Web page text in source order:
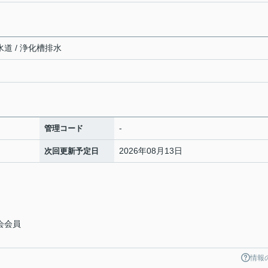
道 / 浄化槽排水
管理コード -
次回更新予定日 2026年08月13日
会員
情報